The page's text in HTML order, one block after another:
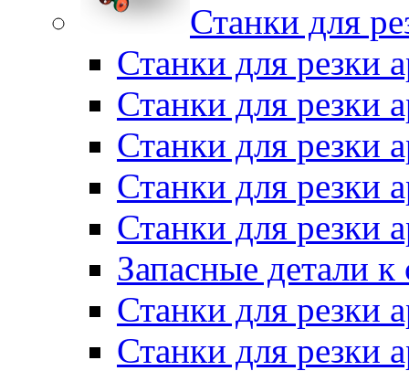
Станки для
Станки для резки
Станки для резки
Станки для резки
Станки для резки
Станки для резки
Запасные детали к
Станки для резки
Станки для резки